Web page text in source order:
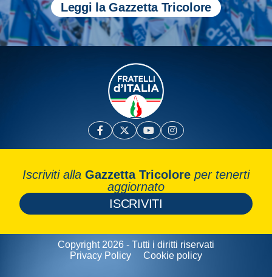
Leggi la Gazzetta Tricolore
Iscriviti alla Gazzetta Tricolore per tenerti
aggiornato
ISCRIVITI
Copyright 2026 - Tutti i diritti riservati
Privacy Policy
Cookie policy